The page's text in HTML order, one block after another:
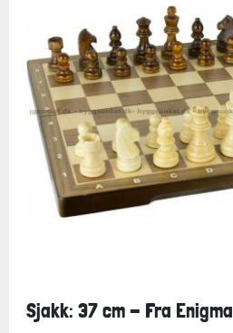
Sjakk: 37 cm - Fra Enigma